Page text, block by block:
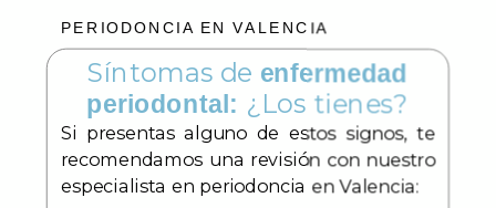
PERIODONCIA EN VALENCIA
Síntomas de enfermedad
periodontal: ¿Los tienes?
Si presentas alguno de estos signos, te
recomendamos una revisión con nuestro
especialista en periodoncia en Valencia: